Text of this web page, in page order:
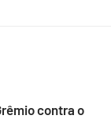
contra o